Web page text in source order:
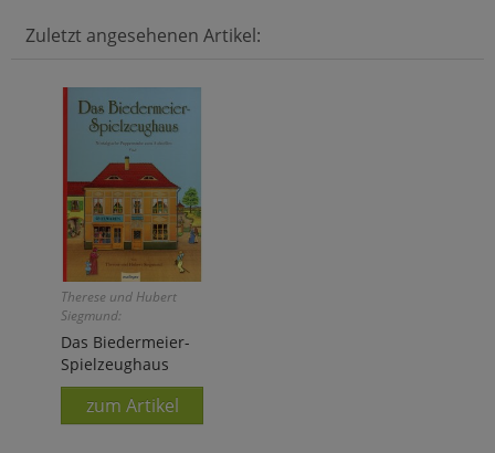
Zuletzt angesehenen Artikel:
Therese und Hubert
Siegmund:
Das Biedermeier-
Spielzeughaus
zum Artikel